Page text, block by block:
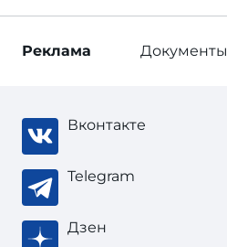
Реклама Документы
Вконтакте
Telegram
Дзен